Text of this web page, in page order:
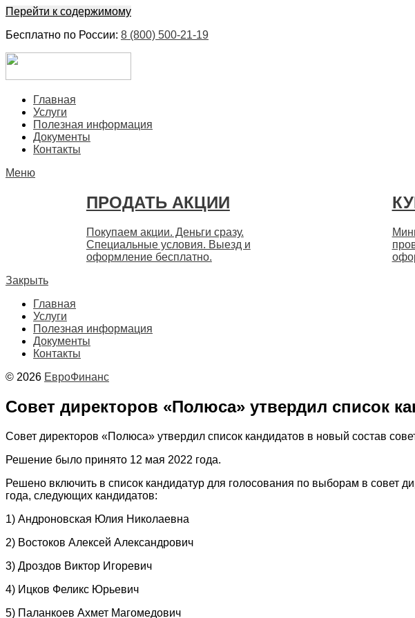
Перейти к содержимому
Бесплатно по России: 8 (800) 500-21-19
Главная
Услуги
Полезная информация
Документы
Контакты
Меню
ПРОДАТЬ АКЦИИ
Покупаем акции. Деньги сразу.
Специальные условия. Выезд и
оформление бесплатно.
Закрыть
Главная
Услуги
Полезная информация
Документы
Контакты
© 2026 ЕвроФинанс
Совет директоров «Полюса» утвердил список
Совет директоров «Полюса» утвердил список кандидатов в новый состав
Решение было принято 12 мая 2022 года.
Решено включить в список кандидатур для голосования по выборам в совет
года, следующих кандидатов:
1) Андроновская Юлия Николаевна
2) Востоков Алексей Александрович
3) Дроздов Виктор Игоревич
4) Ицков Феликс Юрьевич
5) Паланкоев Ахмет Магомедович